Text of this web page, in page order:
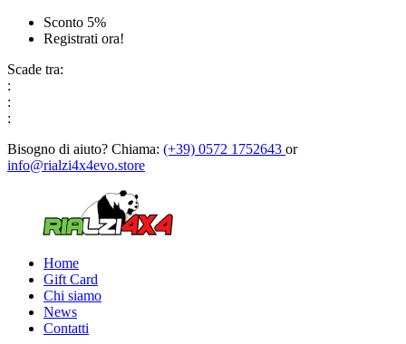
Sconto 5%
Registrati ora!
Scade tra:
:
:
:
Bisogno di aiuto? Chiama: (+39) 0572 1752643 or
info@rialzi4x4evo.store
Home
Gift Card
Chi siamo
News
Contatti